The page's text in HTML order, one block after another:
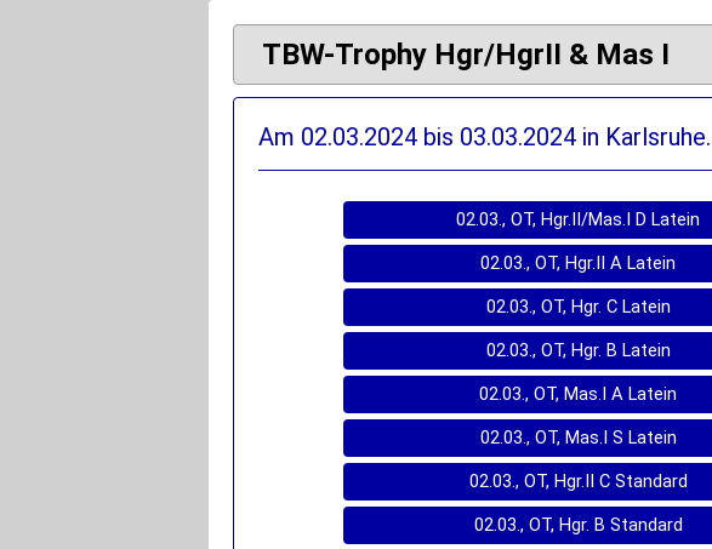
TBW-Trophy Hgr/HgrII & Mas I
Am 02.03.2024 bis 03.03.2024 in Karlsruhe.
02.03., OT, Hgr.II/Mas.I D Latein
02.03., OT, Hgr.II A Latein
02.03., OT, Hgr. C Latein
02.03., OT, Hgr. B Latein
02.03., OT, Mas.I A Latein
02.03., OT, Mas.I S Latein
02.03., OT, Hgr.II C Standard
02.03., OT, Hgr. B Standard